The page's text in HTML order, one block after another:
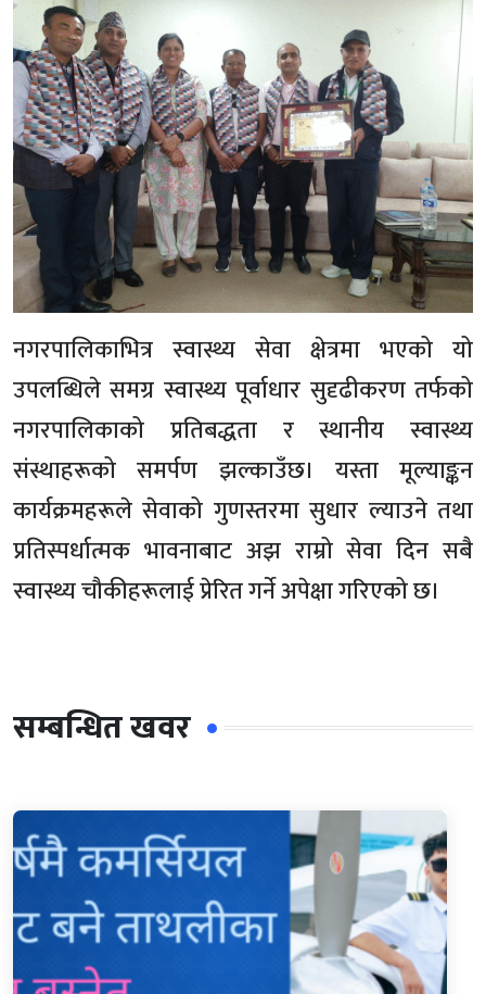
नगरपालिकाभित्र स्वास्थ्य सेवा क्षेत्रमा भएको यो
उपलब्धिले समग्र स्वास्थ्य पूर्वाधार सुदृढीकरण तर्फको
नगरपालिकाको प्रतिबद्धता र स्थानीय स्वास्थ्य
संस्थाहरूको समर्पण झल्काउँछ। यस्ता मूल्याङ्कन
कार्यक्रमहरूले सेवाको गुणस्तरमा सुधार ल्याउने तथा
प्रतिस्पर्धात्मक भावनाबाट अझ राम्रो सेवा दिन सबै
स्वास्थ्य चौकीहरूलाई प्रेरित गर्ने अपेक्षा गरिएको छ।
सम्बन्धित खवर